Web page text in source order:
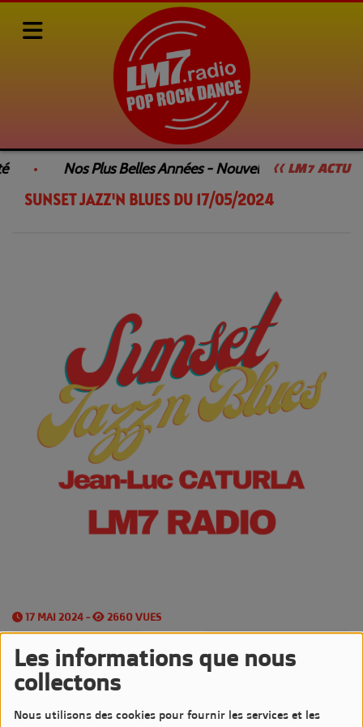
Les informations que nous
collectons
Nous utilisons des cookies pour fournir les services et les
<< LM7 ACTU
Nos Plus Belles Années - Nouvelle Émission
Rediffusions de nos émissions SUNSET JAZZ'N BLUES
SUNSET JAZZ'N BLUES DU 17/05/2024
17 MAI 2024 - 2660 VUES
Écouter le podcast
LesVendredis Soirs
avec l'émissionSunset Jazz'n Blues